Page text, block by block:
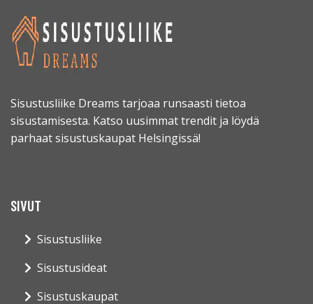
Sisustusliike Dreams tarjoaa runsaasti tietoa
sisustamisesta. Katso uusimmat trendit ja löydä
parhaat sisustuskaupat Helsingissä!
SIVUT
Sisustusliike
Sisustusideat
Sisustuskaupat